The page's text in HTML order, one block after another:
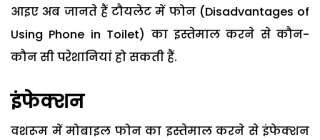
आइए अब जानते हैं टौयलेट में फोन (Disadvantages of
Using Phone in Toilet) का इस्तेमाल करने से कौन-
कौन सी परेशानियां हो सकती हैं.
इंफेक्शन
वशरूम में मोबाइल फोन का इस्तेमाल करने से इंफेक्शन